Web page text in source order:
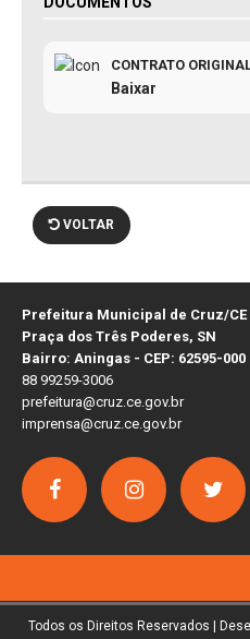
CONTRATO
Baixar
VOLTAR
Prefeitura Municipal de Cruz/CE
Praça dos Três Poderes, SN
Bairro: Aningas - CEP: 62595-
88 99259-3006
prefeitura@cruz.ce.gov.br
imprensa@cruz.ce.gov.br
Todos os Direitos Reservados |